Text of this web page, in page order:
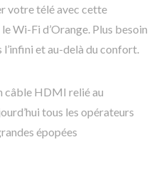
votre télé avec cette
Wi-Fi d’Orange. Plus besoin
l’infini et au-delà du confort.
câble HDMI relié au
tous les opérateurs
épopées